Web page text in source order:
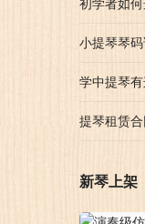
初学者如
小提琴琴
学中提琴
提琴租赁合
新琴上架